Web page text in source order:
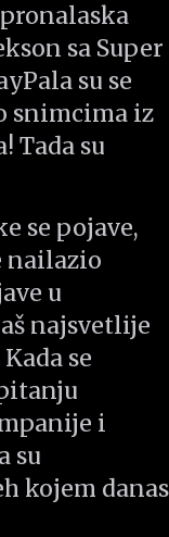
sa Super
su se
snimcima iz
Tada su
se pojave,
nailazio
u
najsvetlije
se
i
su
kojem danas